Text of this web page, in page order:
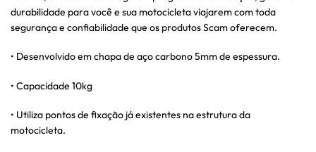
durabilidade para você e sua motocicleta viajarem com toda
segurança e confiabilidade que os produtos Scam oferecem.
• Desenvolvido em chapa de aço carbono 5mm de espessura.
• Capacidade 10kg
• Utiliza pontos de fixação já existentes na estrutura da
motocicleta.